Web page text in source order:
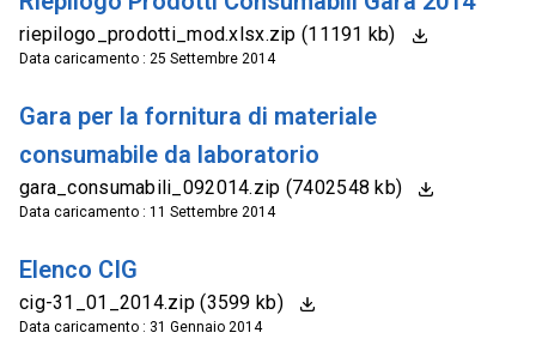
riepilogo_prodotti_mod.xlsx.zip (11191 kb)
Data caricamento : 25 Settembre 2014
Gara per la fornitura di materiale
consumabile da laboratorio
gara_consumabili_092014.zip (7402548 kb)
Data caricamento : 11 Settembre 2014
Elenco CIG
cig-31_01_2014.zip (3599 kb)
Data caricamento : 31 Gennaio 2014